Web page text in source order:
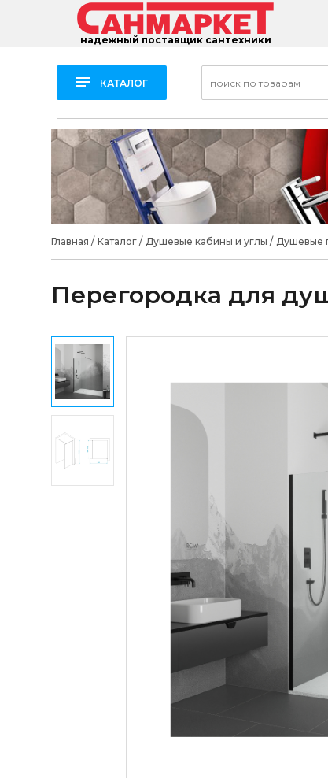
надежный поставщик сантехники
КАТАЛОГ
Главная / Каталог/ Душевые кабины и углы / Душевые
Перегородка для